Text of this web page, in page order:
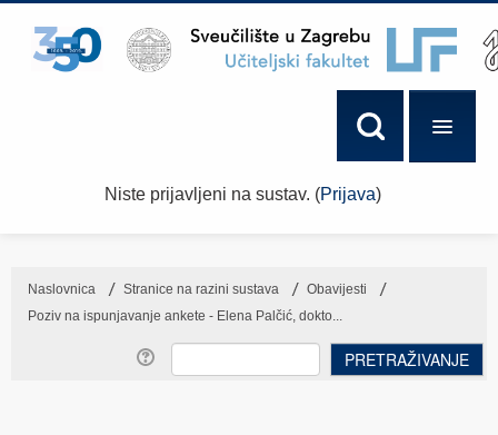
Niste prijavljeni na sustav. (Prijava)
Naslovnica → Stranice na razini sustava → Obavijesti
→
Poziv na ispunjavanje ankete - Elena Palčić, dokto...